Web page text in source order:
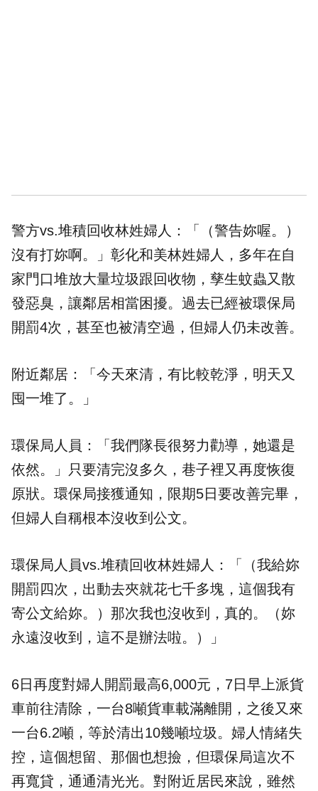
警方vs.堆積回收林姓婦人：「（警告妳喔。）
沒有打妳啊。」彰化和美林姓婦人，多年在自
家門口堆放大量垃圾跟回收物，孳生蚊蟲又散
發惡臭，讓鄰居相當困擾。過去已經被環保局
開罰4次，甚至也被清空過，但婦人仍未改善。
附近鄰居：「今天來清，有比較乾淨，明天又
囤一堆了。」
環保局人員：「我們隊長很努力勸導，她還是
依然。」只要清完沒多久，巷子裡又再度恢復
原狀。環保局接獲通知，限期5日要改善完畢，
但婦人自稱根本沒收到公文。
環保局人員vs.堆積回收林姓婦人：「（我給妳
開罰四次，出動去夾就花七千多塊，這個我有
寄公文給妳。）那次我也沒收到，真的。（妳
永遠沒收到，這不是辦法啦。）」
6日再度對婦人開罰最高6,000元，7日早上派貨
車前往清除，一台8噸貨車載滿離開，之後又來
一台6.2噸，等於清出10幾噸垃圾。婦人情緒失
控，這個想留、那個也想撿，但環保局這次不
再寬貸，通通清光光。對附近居民來說，雖然